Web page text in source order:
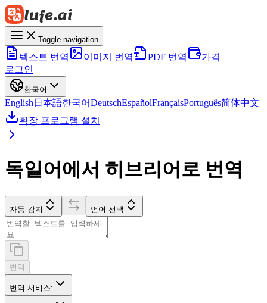
Toggle navigation
텍스트 번역 이미지 번역 PDF 번역
가격
로그인
한국어
English 日本語한국어DeutschEspañolFrançaisPortuguês简体中文
확장 프로그램 설치
독일어에서 히브리어로 번역
자동 감지 언어 선택
번역
번역 서비스: